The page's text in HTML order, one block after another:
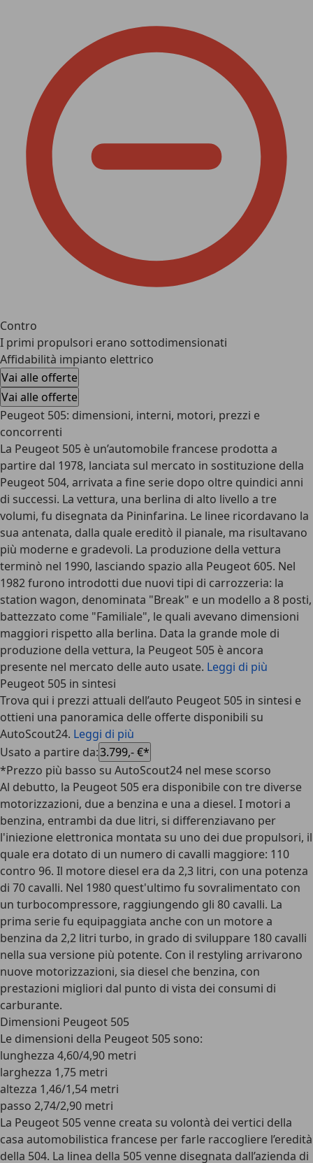
Contro
I primi propulsori erano sottodimensionati
Affidabilità impianto elettrico
Vai alle offerte
Vai alle offerte
Peugeot 505: dimensioni, interni, motori, prezzi e
concorrenti
La Peugeot 505 è un’automobile francese prodotta a
partire dal 1978, lanciata sul mercato in sostituzione della
Peugeot 504, arrivata a fine serie dopo oltre quindici anni
di successi. La vettura, una berlina di alto livello a tre
volumi, fu disegnata da Pininfarina. Le linee ricordavano la
sua antenata, dalla quale ereditò il pianale, ma risultavano
più moderne e gradevoli. La produzione della vettura
terminò nel 1990, lasciando spazio alla Peugeot 605. Nel
1982 furono introdotti due nuovi tipi di carrozzeria: la
station wagon, denominata "Break" e un modello a 8 posti,
battezzato come "Familiale", le quali avevano dimensioni
maggiori rispetto alla berlina. Data la grande mole di
produzione della vettura, la Peugeot 505 è ancora
presente nel mercato delle auto usate. Leggi di più
Peugeot 505 in sintesi
Trova qui i prezzi attuali dell’auto Peugeot 505 in sintesi e
ottieni una panoramica delle offerte disponibili su
AutoScout24. Leggi di più
Usato a partire da:3.799,- €*
*Prezzo più basso su AutoScout24 nel mese scorso
Al debutto, la Peugeot 505 era disponibile con tre diverse
motorizzazioni, due a benzina e una a diesel. I motori a
benzina, entrambi da due litri, si differenziavano per
l'iniezione elettronica montata su uno dei due propulsori, il
quale era dotato di un numero di cavalli maggiore: 110
contro 96. Il motore diesel era da 2,3 litri, con una potenza
di 70 cavalli. Nel 1980 quest'ultimo fu sovralimentato con
un turbocompressore, raggiungendo gli 80 cavalli. La
prima serie fu equipaggiata anche con un motore a
benzina da 2,2 litri turbo, in grado di sviluppare 180 cavalli
nella sua versione più potente. Con il restyling arrivarono
nuove motorizzazioni, sia diesel che benzina, con
prestazioni migliori dal punto di vista dei consumi di
carburante.
Dimensioni Peugeot 505
Le dimensioni della Peugeot 505 sono:
lunghezza 4,60/4,90 metri
larghezza 1,75 metri
altezza 1,46/1,54 metri
passo 2,74/2,90 metri
La Peugeot 505 venne creata su volontà dei vertici della
casa automobilistica francese per farle raccogliere l’eredità
della 504. La linea della 505 venne disegnata dall’azienda di